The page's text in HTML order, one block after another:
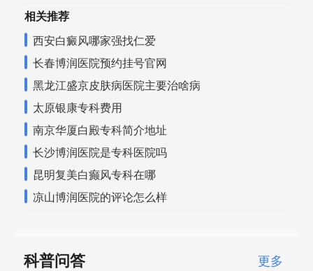
相关推荐
西安白癜风哪家强找仁爱
长春博润医院预约挂号官网
黑龙江盛京皮肤病医院主要治啥病
太原银康专科费用
南京华厦白殿专科简介地址
长沙博润医院是专科医院吗
昆明复美白癫风专科在哪
凉山博润医院的评论怎么样
科普问答 更多